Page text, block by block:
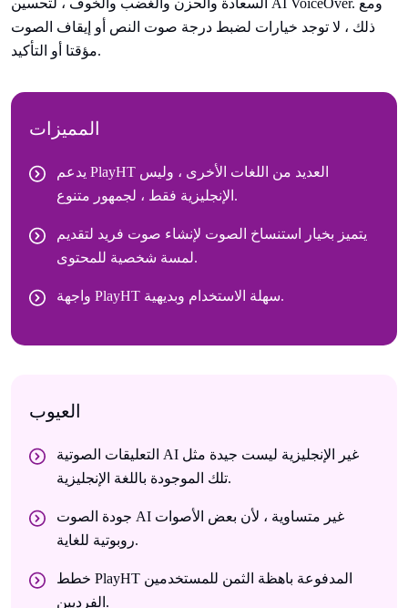
السعادة والحزن والغضب والخوف ، لتحسين AI VoiceOver. ومع
ذلك ، لا توجد خيارات لضبط درجة صوت النص أو إيقاف الصوت
مؤقتا أو التأكيد.
المميزات
يدعم PlayHT العديد من اللغات الأخرى ، وليس
الإنجليزية فقط ، لجمهور متنوع.
يتميز بخيار استنساخ الصوت لإنشاء صوت فريد لتقديم
لمسة شخصية للمحتوى.
واجهة PlayHT سهلة الاستخدام وبديهية.
العيوب
التعليقات الصوتية AI غير الإنجليزية ليست جيدة مثل
تلك الموجودة باللغة الإنجليزية.
جودة الصوت AI غير متساوية ، لأن بعض الأصوات
روبوتية للغاية.
خطط PlayHT المدفوعة باهظة الثمن للمستخدمين
الفرديين.